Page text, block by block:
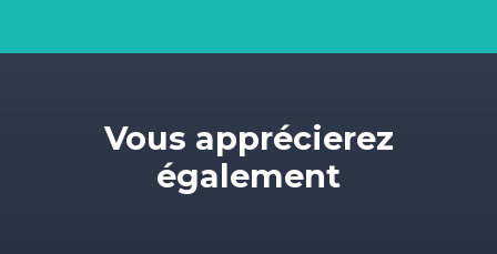
Vous apprécierez
également